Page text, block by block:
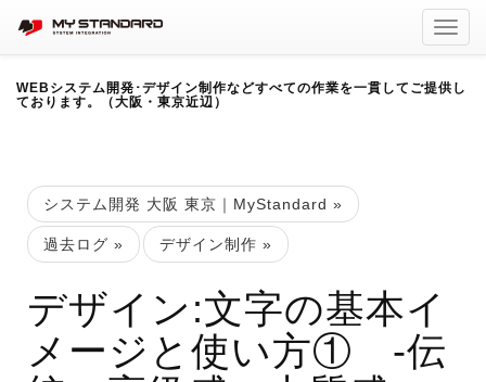
WEBシステム開発･デザイン制作などすべての作業を一貫してご提供し
ております。（大阪・東京近辺）
システム開発 大阪 東京｜MyStandard »
過去ログ » デザイン制作 »
デザイン:文字の基本イ
メージと使い方① -伝